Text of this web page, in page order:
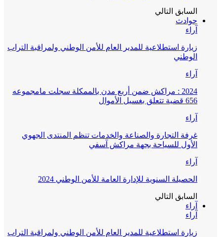
السابق التالي
حوادث
آراء
زيارة استطلاعية للمدير العام للأمن الوطني ولمراقبة التراب
الوطني
آراء
2024 : مراكش ضمن أربع مدن بالممكلة سجلت مامجموعه
656 قضية تتعلق بغسيل الأموال
آراء
غرفة التجارة والصناعة والخدمات تنظم المنتدى الجهوي
الأول للسياحة بجهة مراكش آسفي
آراء
الحصيلة السنوية للإدارة العامة للأمن الوطني 2024
السابق التالي
آراء
آراء
زيارة استطلاعية للمدير العام للأمن الوطني ولمراقبة التراب